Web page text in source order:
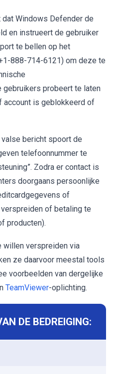
Windows Defender de
en instrueert de gebruiker
te bellen op het
888-714-6121) om deze te
probeert te laten
account is geblokkeerd of
bericht spoort de
telefoonnummer te
Zodra er contact is
doorgaans persoonlijke
of
of betaling te
producten).
willen verspreiden via
ze daarvoor meestal tools
voorbeelden van dergelijke
TeamViewer-oplichting.
DE BEDREIGING: